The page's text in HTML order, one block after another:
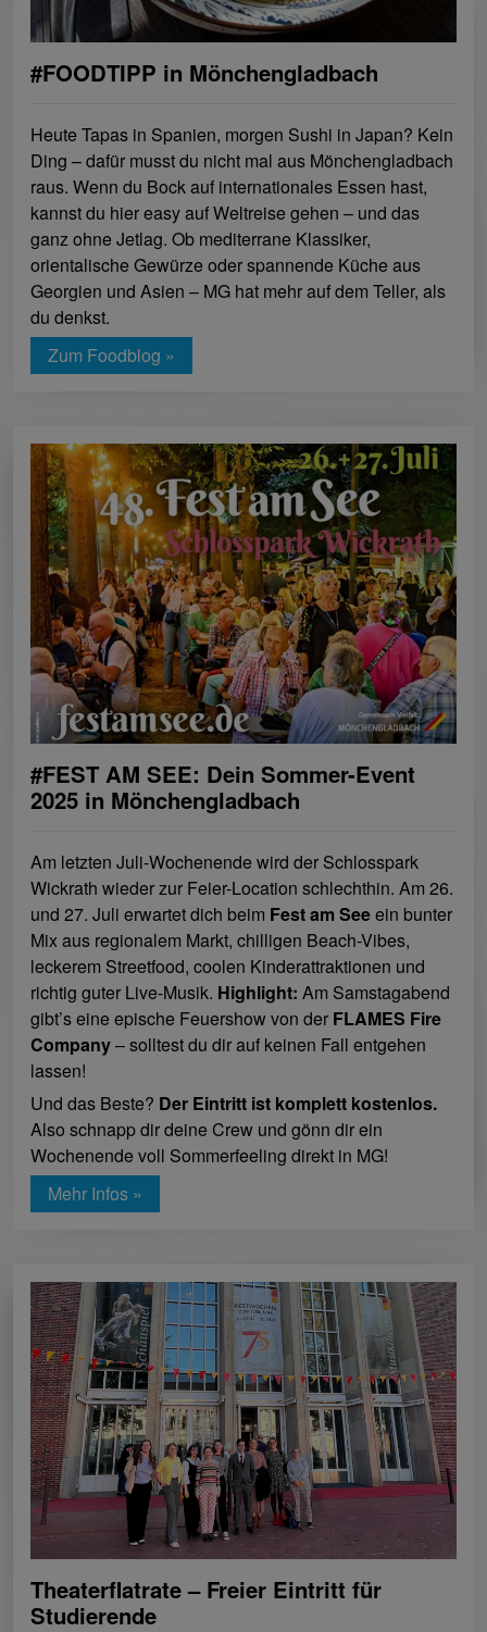
#FOODTIPP in Mönchengladbach
Heute Tapas in Spanien, morgen Sushi in Japan? Kein
Ding – dafür musst du nicht mal aus Mönchengladbach
raus. Wenn du Bock auf internationales Essen hast,
kannst du hier easy auf Weltreise gehen – und das
ganz ohne Jetlag. Ob mediterrane Klassiker,
orientalische Gewürze oder spannende Küche aus
Georgien und Asien – MG hat mehr auf dem Teller, als
du denkst.
Zum Foodblog »
#FEST AM SEE: Dein Sommer-Event
2025 in Mönchengladbach
Am letzten Juli-Wochenende wird der Schlosspark
Wickrath wieder zur Feier-Location schlechthin. Am 26.
und 27. Juli erwartet dich beim Fest am Seeein bunter
Mix aus regionalem Markt, chilligen Beach-Vibes,
leckerem Streetfood, coolen Kinderattraktionen und
richtig guter Live-Musik. Highlight: Am Samstagabend
gibt’s eine epische Feuershow von der FLAMES Fire
Company– solltest du dir auf keinen Fall entgehen
lassen!
Und das Beste? Der Eintritt ist komplett kostenlos.
Also schnapp dir deine Crew und gönn dir ein
Wochenende voll Sommerfeeling direkt in MG!
Mehr Infos »
Theaterflatrate – Freier Eintritt für
Studierende